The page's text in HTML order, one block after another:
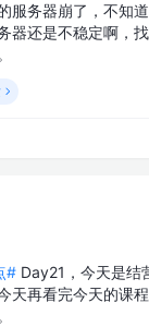
服务器崩了，不知
器还是不稳定啊，
# Day21，今天是结
天再看完今天的课程